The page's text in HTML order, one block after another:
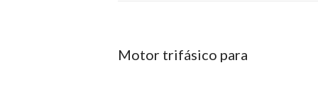
Motor trifásico para